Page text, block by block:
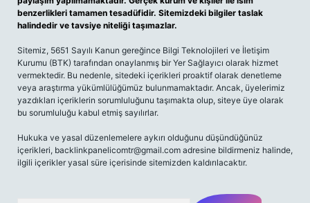
benzerlikleri tamamen tesadüfidir. Sitemizdeki bilgiler taslak
halindedir ve tavsiye niteliği taşımazlar.
Sitemiz, 5651 Sayılı Kanun gereğince Bilgi Teknolojileri ve İletişim
Kurumu (BTK) tarafından onaylanmış bir Yer Sağlayıcı olarak hizmet
vermektedir. Bu nedenle, sitedeki içerikleri proaktif olarak denetleme
veya araştırma yükümlülüğümüz bulunmamaktadır. Ancak, üyelerimiz
yazdıkları içeriklerin sorumluluğunu taşımakta olup, siteye üye olarak
bu sorumluluğu kabul etmiş sayılırlar.
Hukuka ve yasal düzenlemelere aykırı olduğunu düşündüğünüz
içerikleri, backlinkpanelicomtr@gmail.com adresine bildirmeniz halinde,
ilgili içerikler yasal süre içerisinde sitemizden kaldırılacaktır.